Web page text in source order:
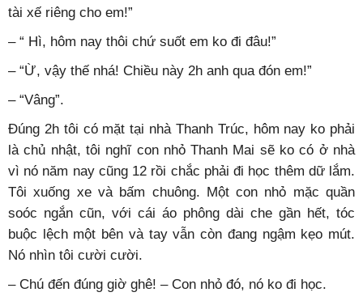
tài xế riêng cho em!”
– “ Hì, hôm nay thôi chứ suốt em ko đi đâu!”
– “Ừ, vậy thế nhá! Chiều này 2h anh qua đón em!”
– “Vâng”.
Đúng 2h tôi có mặt tại nhà Thanh Trúc, hôm nay ko phải
là chủ nhật, tôi nghĩ con nhỏ Thanh Mai sẽ ko có ở nhà
vì nó năm nay cũng 12 rồi chắc phải đi học thêm dữ lắm.
Tôi xuống xe và bấm chuông. Một con nhỏ mặc quần
soóc ngắn cũn, với cái áo phông dài che gần hết, tóc
buộc lệch một bên và tay vẫn còn đang ngậm kẹo mút.
Nó nhìn tôi cười cười.
– Chú đến đúng giờ ghê! – Con nhỏ đó, nó ko đi học.